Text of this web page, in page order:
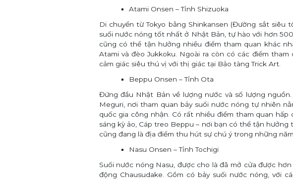
Atami Onsen –Tỉnh Shizuoka
Di chuyển từ Tokyo bằng Shinkansen (Đường sắt
suối nước nóng tốt nhất ở Nhật Bản, tự hào với hơn
cũng có thể tận hưởng nhiều điểm tham quan khác
Atami và đèo Jukkoku. Ngoài ra còn có các điểm
cảm giác siêu thú vị với thị giác tại Bảo tàng Trick Art.
Beppu Onsen – Tỉnh Ota
Đứng đầu Nhật Bản về lượng nước và số lượng
Meguri, nơi tham quan bảy suối nước nóng tự nhiên
quốc gia công nhận. Có rất nhiều điểm tham quan
sáng kỳ ảo, Cáp treo Beppu – nơi bạn có thể tận
cũng đang là địa điểm thu hút sự chú ý trong những
Nasu Onsen – Tỉnh Tochigi
Suối nước nóng Nasu, được cho là đã mở cửa được
động Chausudake. Gồm có bảy suối nước nóng, với